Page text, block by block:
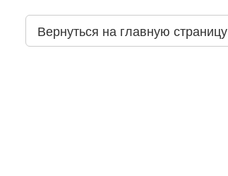
Вернуться на главную страницу